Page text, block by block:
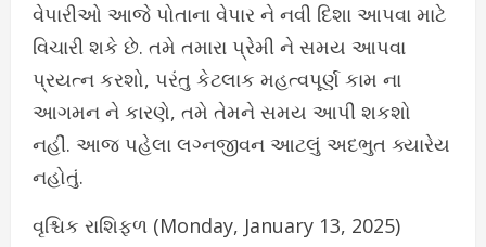
વેપારીઓ આજે પોતાના વેપાર ને નવી દિશા આપવા માટે
વિચારી શકે છે. તમે તમારા પ્રેમી ને સમય આપવા
પ્રયત્ન કરશો, પરંતુ કેટલાક મહત્વપૂર્ણ કામ ના
આગમન ને કારણે, તમે તેમને સમય આપી શકશો
નહીં. આજ પહેલા લગ્નજીવન આટલું અદભુત ક્યારેય
નહોતું.
વૃશ્ચિક રાશિફળ (Monday, January 13, 2025)